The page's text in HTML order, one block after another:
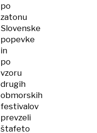
po
zatonu
Slovenske
popevke
in
po
vzoru
drugih
obmorskih
festivalov
prevzeli
štafeto